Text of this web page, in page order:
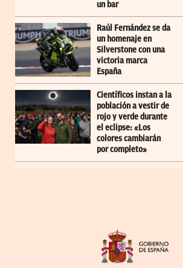
un bar
Raúl Fernández se da
un homenaje en
Silverstone con una
victoria marca
España
Científicos instan a la
población a vestir de
rojo y verde durante
el eclipse: «Los
colores cambiarán
por completo»